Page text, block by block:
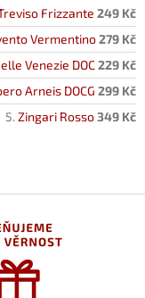
Frizzante 249 Kč
Vermentino279 Kč
Venezie DOC229 Kč
Arneis DOCG 299 Kč
Zingari Rosso349 Kč